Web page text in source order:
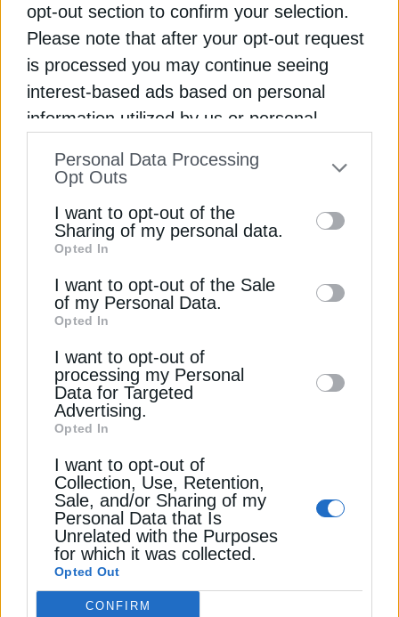
opt-out section to confirm your selection.
Please note that after your opt-out request
is processed you may continue seeing
interest-based ads based on personal
information utilized by us or personal
to your opt-out. You may separately opt-out
information by third parties on the IAB’s list
of downstream participants. This
information may also be disclosed by us to
third parties on theIAB’s List of
Downstream Participants
disclose it to other third parties.
Personal Data Processing
Opt Outs
I want to opt-out of the
Sharing of my personal data.
Opted In
I want to opt-out of the Sale
of my Personal Data.
Opted In
I want to opt-out of
processing my Personal
Data for Targeted
Advertising.
Opted In
I want to opt-out of
Collection, Use, Retention,
Sale, and/or Sharing of my
Personal Data that Is
Unrelated with the Purposes
for which it was collected.
Opted Out
CONFIRM
Οι επιστήμονες συνδέουν τον καύσωνα με
την κλιματική αλλαγή
Οι επιστήμονες εκτιμούν ότι οι σημερινές ακραίες
θερμοκρασίες στην Ευρώπη είναι κατά 2 έως 4
βαθμούς Κελσίου υψηλότερες εξαιτίας της
κλιματικής αλλαγής που προκαλείται από τις
εκπομπές αερίων του θερμοκηπίου από την καύση
Σύμφωνα με ειδικούς, χιλιάδες άνθρωποι
ενδέχεται να έχουν χάσει πρόωρα τη ζωή τους
λόγω της ζέστης, αν και η πλήρης αποτίμηση των
επιπτώσεων θα απαιτήσει χρόνο.
Ο επικεφαλής του ΟΗΕ για το κλίμα, Simon Stiell,
δήλωσε ότι ο καύσωνας αποτελεί ακόμη ένα
τίμημα της εξάρτησης από τα ορυκτά καύσιμα.
Όπως τόνισε, η ακραία ζέστη θα συνεχίσει να
επιδεινώνεται όσο δεν μειώνονται οι παγκόσμιες
εκπομπές άνθρακα, καλώντας σε ταχύτερη
μετάβαση στις ανανεώσιμες πηγές ενέργειας και
στην προστασία των δασών.
Την ίδια στιγμή, η Βρετανία επέκτεινε την κόκκινη
προειδοποίηση για τη δημόσια υγεία έως το